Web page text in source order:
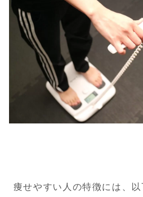
痩せやすい人の特徴には、